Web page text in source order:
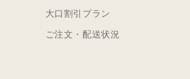
大口割引プラン
ご注文・配送状況